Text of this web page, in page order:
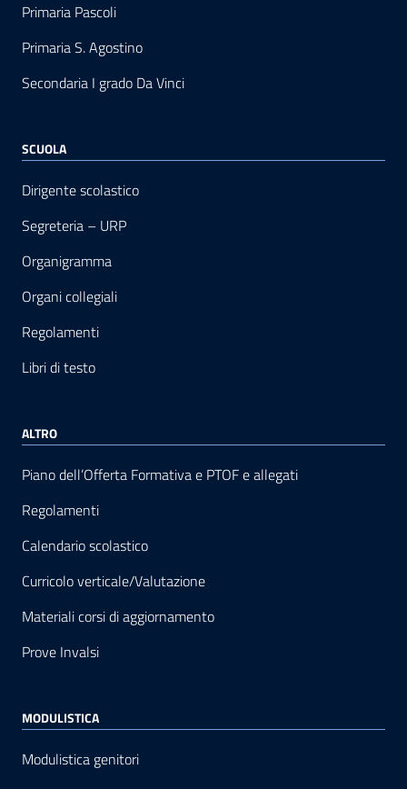
Primaria Pascoli
Primaria S. Agostino
Secondaria I grado Da Vinci
SCUOLA
Dirigente scolastico
Segreteria – URP
Organigramma
Organi collegiali
Regolamenti
Libri di testo
ALTRO
Piano dell’Offerta Formativa e PTOF e allegati
Regolamenti
Calendario scolastico
Curricolo verticale/Valutazione
Materiali corsi di aggiornamento
Prove Invalsi
MODULISTICA
Modulistica genitori